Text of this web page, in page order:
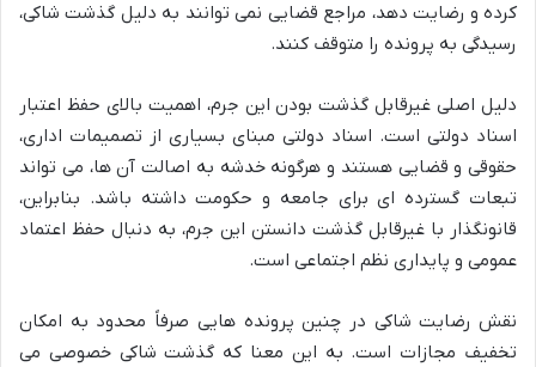
کرده و رضایت دهد، مراجع قضایی نمی توانند به دلیل گذشت شاکی،
رسیدگی به پرونده را متوقف کنند.
دلیل اصلی غیرقابل گذشت بودن این جرم، اهمیت بالای حفظ اعتبار
اسناد دولتی است. اسناد دولتی مبنای بسیاری از تصمیمات اداری،
حقوقی و قضایی هستند و هرگونه خدشه به اصالت آن ها، می تواند
تبعات گسترده ای برای جامعه و حکومت داشته باشد. بنابراین،
قانونگذار با غیرقابل گذشت دانستن این جرم، به دنبال حفظ اعتماد
عمومی و پایداری نظم اجتماعی است.
نقش رضایت شاکی در چنین پرونده هایی صرفاً محدود به امکان
تخفیف مجازات است. به این معنا که گذشت شاکی خصوصی می